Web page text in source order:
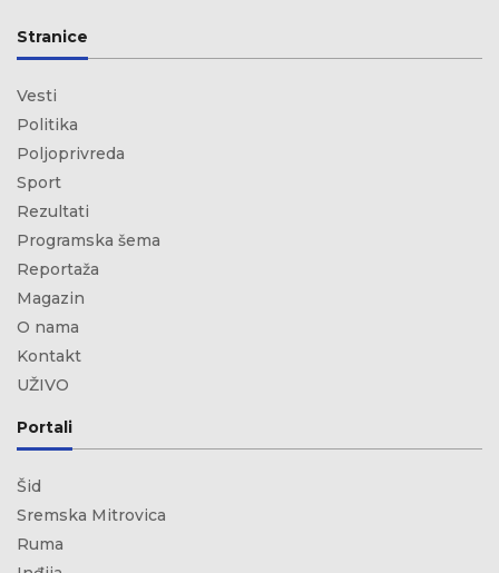
Stranice
Vesti
Politika
Poljoprivreda
Sport
Rezultati
Programska šema
Reportaža
Magazin
O nama
Kontakt
UŽIVO
Portali
Šid
Sremska Mitrovica
Ruma